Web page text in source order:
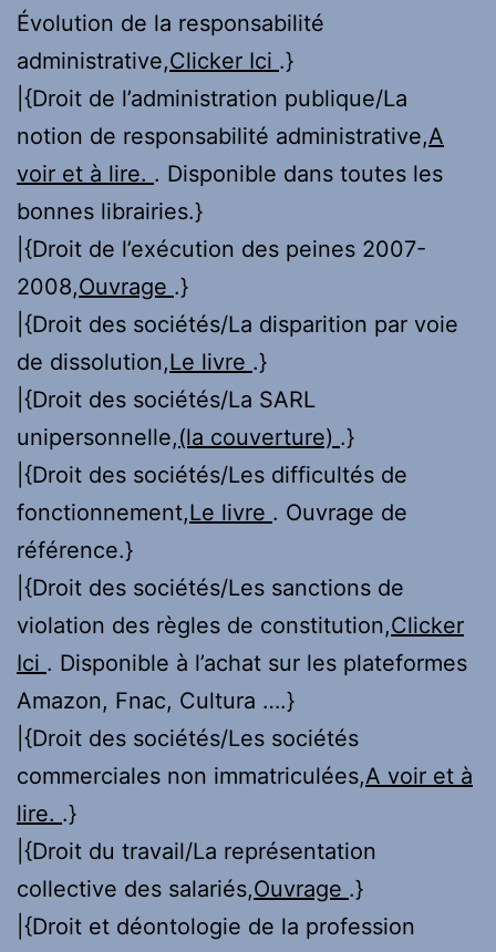
Évolution de la responsabilité
administrative,Clicker Ici .}
|{Droit de l’administration publique/La
notion de responsabilité administrative,A
voir et à lire. . Disponible dans toutes les
bonnes librairies.}
|{Droit de l’exécution des peines 2007-
2008,Ouvrage .}
|{Droit des sociétés/La disparition par voie
de dissolution,Le livre .}
|{Droit des sociétés/La SARL
unipersonnelle,(la couverture) .}
|{Droit des sociétés/Les difficultés de
fonctionnement,Le livre . Ouvrage de
référence.}
|{Droit des sociétés/Les sanctions de
violation des règles de constitution,Clicker
Ici . Disponible à l’achat sur les plateformes
Amazon, Fnac, Cultura ….}
|{Droit des sociétés/Les sociétés
commerciales non immatriculées,A voir et à
lire. .}
|{Droit du travail/La représentation
collective des salariés,Ouvrage .}
|{Droit et déontologie de la profession